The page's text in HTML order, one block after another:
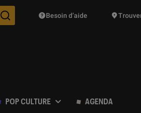
Des suggestions de produits vont
Besoin d’aide
POP CULTURE AGENDA